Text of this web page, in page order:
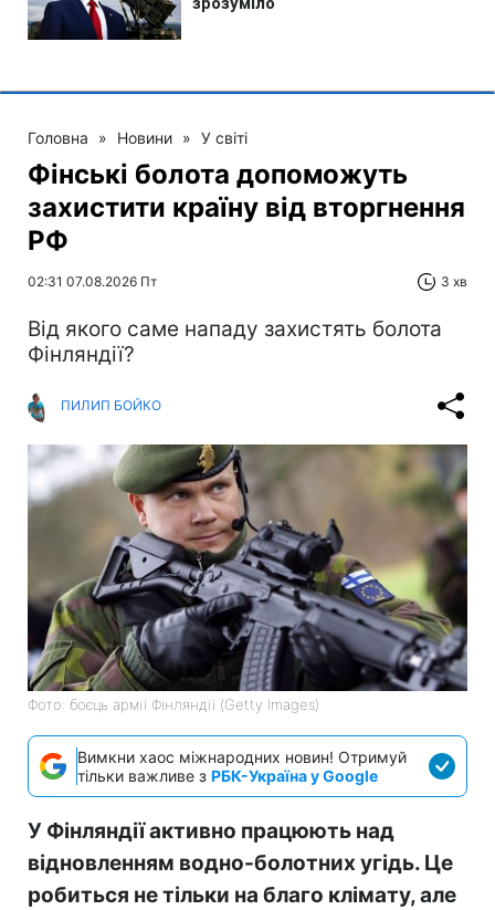
Головна » Новини » У світі
Фінські болота допоможуть
захистити країну від вторгнення
РФ
02:31 07.08.2026 Пт 3 хв
Від якого саме нападу захистять болота
Фінляндії?
ПИЛИП БОЙКО
Фото: боєць армії Фінляндії (Getty Images)
Вимкни хаос міжнародних новин! Отримуй
тільки важливе з РБК-Україна у Google
У Фінляндії активно працюють над
відновленням водно-болотних угідь. Це
робиться не тільки на благо клімату, але